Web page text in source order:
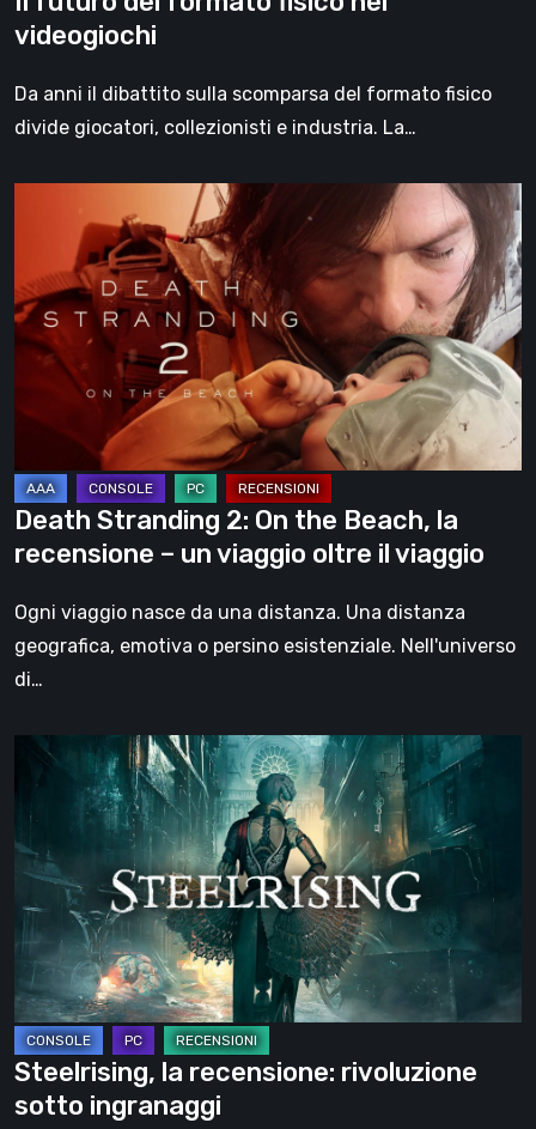
videogiochi
Da anni il dibattito sulla scomparsa del formato fisico
divide giocatori, collezionisti e industria. La…
Stranding
On
the
Beach,
recensione
–
un
viaggio
oltre
il
Death Stranding 2: On the Beach, la
recensione – un viaggio oltre il viaggio
Ogni viaggio nasce da una distanza. Una distanza
geografica, emotiva o persino esistenziale. Nell'universo
di…
Steelrising,
recensione:
rivoluzione
sotto
ingranaggi
Steelrising, la recensione: rivoluzione
sotto ingranaggi